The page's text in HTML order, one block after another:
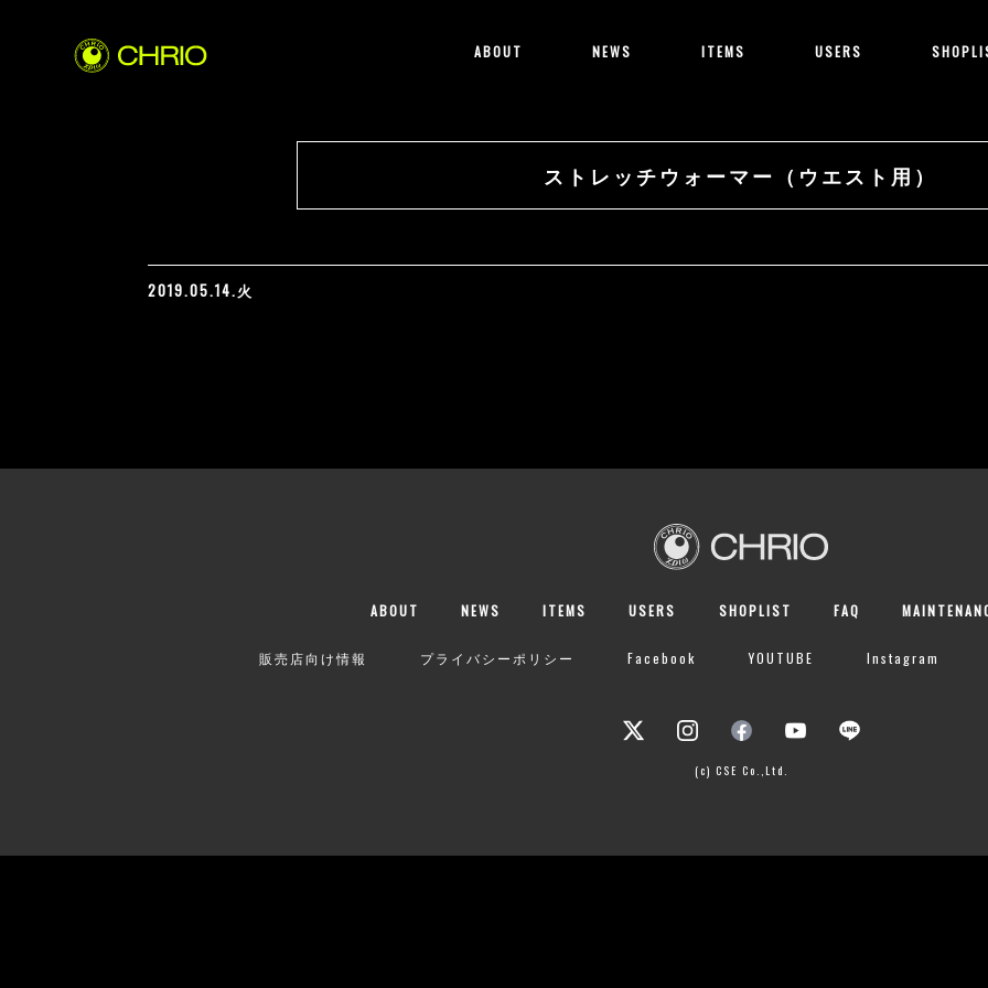
ABOUT NEWS ITEMS USERS
ストレッチウォーマー（ウエスト用）
2019.05.14.火
ABOUT NEWS ITEMS USERS SHOPLIST FAQ
販売店向け情報 プライバシーポリシー Facebook YOUTUBE Instagram
(c) CSE Co.,Ltd.